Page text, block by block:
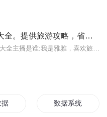
国内旅游攻略分享大全。提供旅游攻略，省时省力
据 数据系统